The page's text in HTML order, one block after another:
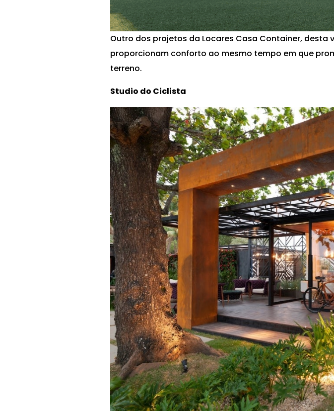
Outro dos projetos da Locares Casa Container, desta
proporcionam conforto ao mesmo tempo em que
terreno.
Studio do Ciclista